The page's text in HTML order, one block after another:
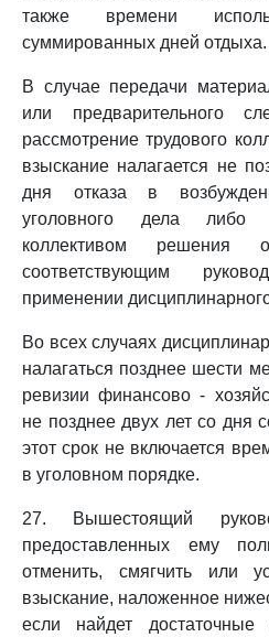
также времени
суммированных дней отдыха.
В случае передачи
или предварительного
рассмотрение трудового
взыскание налагается не
дня отказа в
уголовного дела либо
коллективом решения
соответствующим
применении
Во всех случаях
налагаться позднее шести
ревизии финансово -
не позднее двух лет со дня
этот срок не включается
в уголовном порядке.
27. Вышестоящий
предоставленных ему
отменить, смягчить или
взыскание, наложенное
если найдет достаточные